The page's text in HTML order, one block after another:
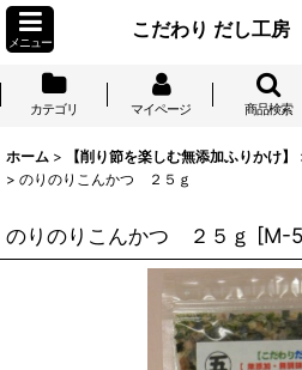
メニュー
こだわり だし工
カテゴリ マイページ 商品検索
ホーム > 【削り節を楽しむ無添加ふりかけ】
> のりのりこんかつ ２５ｇ
のりのりこんかつ ２５ｇ [M-